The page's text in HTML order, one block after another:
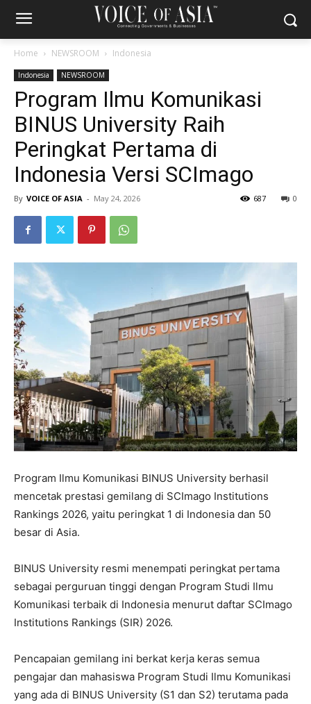
Home NEWSROOM Indonesia
Indonesia NEWSROOM
Program Ilmu Komunikasi
BINUS University Raih
Peringkat Pertama di
Indonesia Versi SCImago
By VOICE OF ASIA - May 24, 2026 0
687
Program Ilmu Komunikasi BINUS University berhasil
mencetak prestasi gemilang di SCImago Institutions
Rankings 2026, yaitu peringkat 1 di Indonesia dan 50
besar di Asia.
BINUS University resmi menempati peringkat pertama
sebagai perguruan tinggi dengan Program Studi Ilmu
Komunikasi terbaik di Indonesia menurut daftar SCImago
Institutions Rankings (SIR) 2026.
Pencapaian gemilang ini berkat kerja keras semua
pengajar dan mahasiswa Program Studi Ilmu Komunikasi
yang ada di BINUS University (S1 dan S2) terutama pada